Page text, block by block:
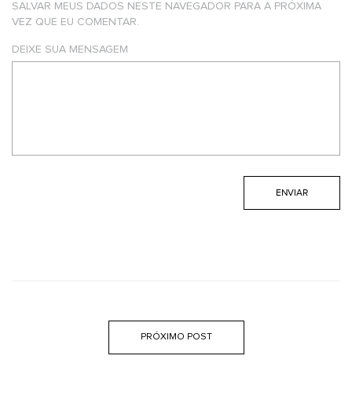
SALVAR MEUS DADOS NESTE NAVEGADOR PARA A PRÓXIMA
VEZ QUE EU COMENTAR.
DEIXE SUA MENSAGEM
PRÓXIMO POST